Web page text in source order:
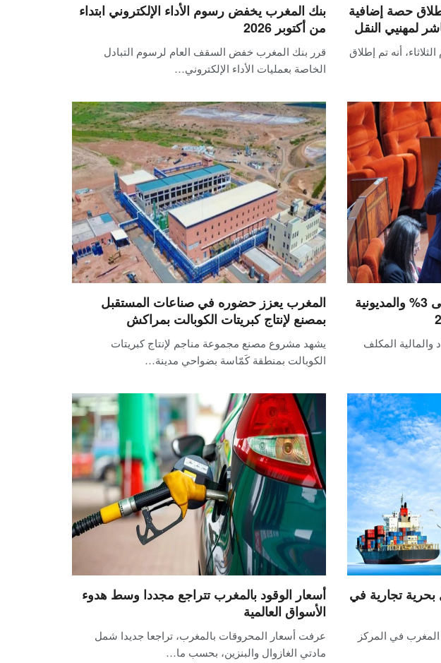
إطلاق حصة إضافية
لمهنيي النقل
أنه تم إطلاق
بنك المغرب يخفض رسوم الأداء الإلكتروني ابتداء
من أكتوبر 2026
قرر بنك المغرب خفض السقف العام لرسوم التبادل
الخاصة بعمليات الأداء الإلكتروني…
لقجع: عجز الميزانية سيتراجع إلى 3% والمديونية
والمالية المكلف
المغرب يعزز حضوره في صناعات المستقبل
بمصنع لإنتاج كبريتات الكوبالت بمراكش
يشهد مشروع مصنع مجموعة مناجم لإنتاج كبريتات
الكوبالت بمنطقة كَمّاسة بضواحي مدينة…
10 أساطيل بحرية تجارية في
في المركز
أسعار الوقود بالمغرب تتراجع مجددا وسط هدوء
الأسواق العالمية
عرفت أسعار المحروقات بالمغرب، تراجعا جديدا شمل
مادتي الغازوال والبنزين، بحسب ما…